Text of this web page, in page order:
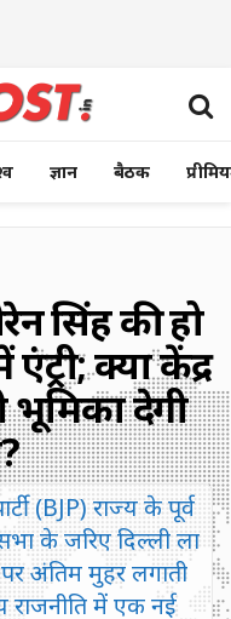
ज्ञान बैठक
सिंह की हो
क्या केंद्र
भूमिका देगी
(BJP) राज्य के पूर्व
के जरिए दिल्ली ला
अंतिम मुहर लगाती
राजनीति में एक नई